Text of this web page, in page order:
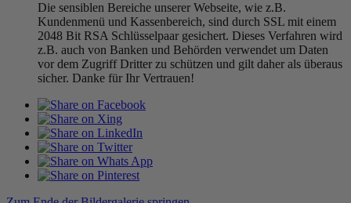
Die sensiblen Bereiche unserer Webseite, wie z.B.
Kundenmenü und Kassenbereich, sind durch SSL mit einem
2048 Bit RSA Schlüsselpaar gesichert. Dieses Verfahren wird
z.B. auch von Banken und Behörden verwendet um Daten
vor dem Zugriff Dritter zu schützen und gilt daher als überaus
sicher. Danke für Ihr Vertrauen!